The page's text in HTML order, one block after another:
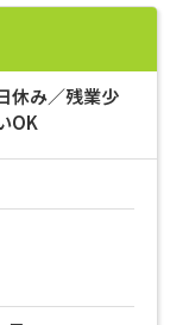
休み／残業少
OK